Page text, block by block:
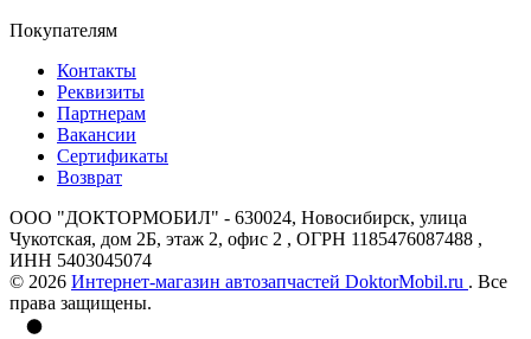
Покупателям
Контакты
Реквизиты
Партнерам
Вакансии
Сертификаты
Возврат
ООО "ДОКТОРМОБИЛ" - 630024, Новосибирск, улица
Чукотская, дом 2Б, этаж 2, офис 2 , ОГРН 1185476087488 ,
ИНН 5403045074
© 2026 Интернет-магазин автозапчастей DoktorMobil.ru . Все
права защищены.